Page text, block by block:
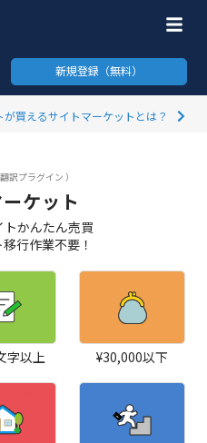
新規登録（無料）
買えるサイトマーケットとは？
訳プラグイン ）
ケット
かんたん売買
行作業不要！
字以上 ¥30,000以下